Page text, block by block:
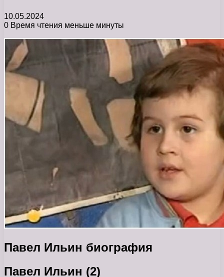
10.05.2024
0 Время чтения меньше минуты
Павел Ильин биография
Павел Ильин (2)